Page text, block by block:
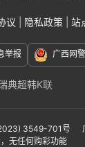
议 隐私政策 站
举报 广西网警
典超韩K联
联赛J1日本职业
3549-701号
无任何购彩功能